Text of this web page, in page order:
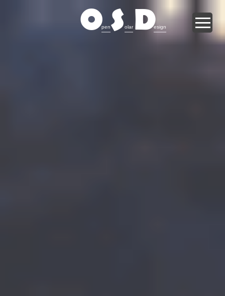
OpenSolar Design